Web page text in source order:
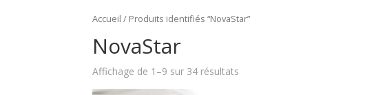
Accueil / Produits identifiés “NovaStar”
NovaStar
Affichage de 1–9 sur 34 résultats